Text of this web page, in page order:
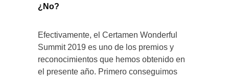
¿No?
Efectivamente, el Certamen Wonderful
Summit 2019 es uno de los premios y
reconocimientos que hemos obtenido en
el presente año. Primero conseguimos